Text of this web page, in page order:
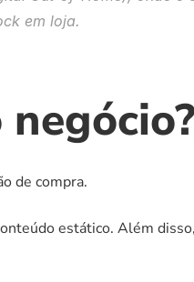
em loja.
de compra.
estático. Além